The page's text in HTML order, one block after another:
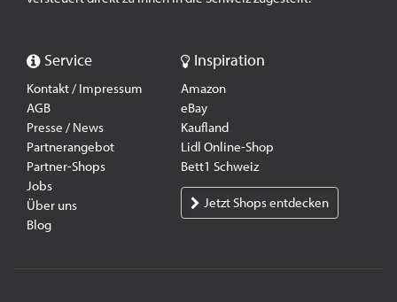
Service
Kontakt / Impressum
AGB
Presse / News
Partnerangebot
Partner-Shops
Jobs
Über uns
Blog
Inspiration
Amazon
eBay
Kaufland
Lidl Online-Shop
Bett1 Schweiz
Jetzt Shops entdecken